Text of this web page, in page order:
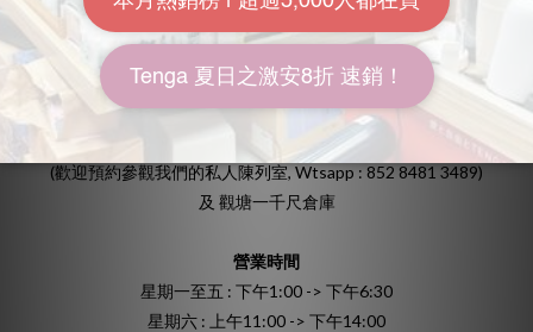
保修及更換
地址
香港九龍灣宏照道25號源發工業大廈6樓612室
(歡迎預約參觀我們的私人陳列室, Wtsapp : 852 8481 3489)
及 觀塘一千尺倉庫
營業時間
星期一至五 : 下午1:00 -> 下午6:30
星期六 : 上午11:00 -> 下午14:00